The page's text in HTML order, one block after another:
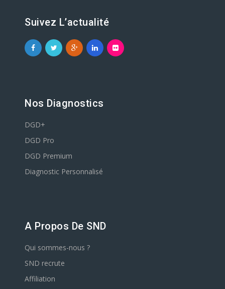
Suivez L’actualité
Nos Diagnostics
DGD+
DGD Pro
DGD Premium
Diagnostic Personnalisé
A Propos De SND
Qui sommes-nous ?
SND recrute
Affiliation